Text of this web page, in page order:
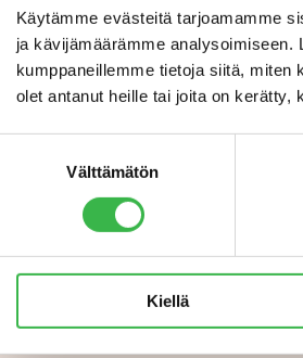
Käytämme evästeitä tarjoamamme
ja kävijämäärämme
kumppaneillemme tietoja siitä, miten
olet antanut heille tai joita on kerätty,
Välttämätön
Kiellä
verkkolaskuja, paperilaskun
sähköpostiosoitteeseen.
Oy (003723327487)
käytössänne on jokin
teidän käyttää Apixin
osoite